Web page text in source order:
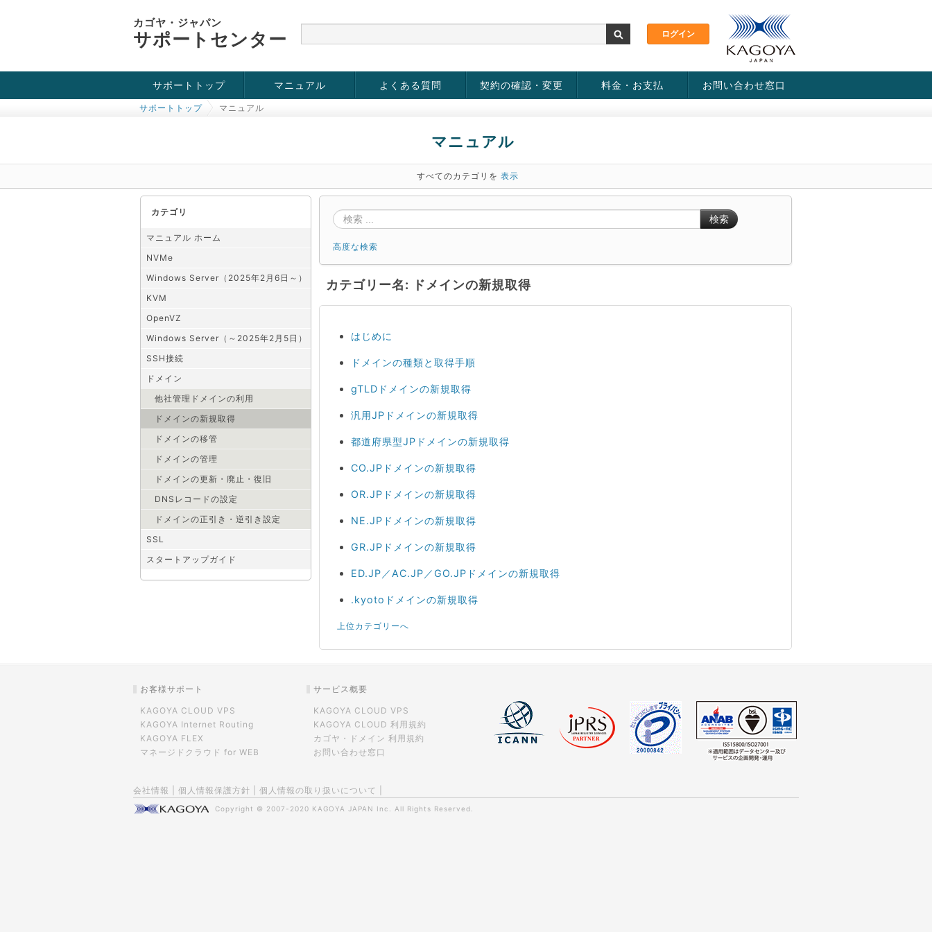
カゴヤ・ジャパン
サポートセンター
サポートトップ
お役立ち情報
チュートリアル
障害・メンテナンス情報
マニュアル
KVM
OpenVZ
Windows Server
SSH接続
ドメイン
SSL
よくある質問 契約の確認・変更 料金・お支払 お問い合わせ窓口
サポートトップ マニュアル
マニュアル
すべてのカテゴリを 表示
カテゴリ
マニュアル ホーム
NVMe
Windows Server（2025年2月6日～）
KVM
OpenVZ
Windows Server（～2025年2月5日）
SSH接続
ドメイン
他社管理ドメインの利用
ドメインの新規取得
ドメインの移管
ドメインの管理
ドメインの更新・廃止・復旧
DNSレコードの設定
ドメインの正引き・逆引き設定
SSL
スタートアップガイド
検索
高度な検索
カテゴリー名: ドメインの新規取得
はじめに
ドメインの種類と取得手順
gTLDドメインの新規取得
汎用JPドメインの新規取得
都道府県型JPドメインの新規取得
CO.JPドメインの新規取得
OR.JPドメインの新規取得
NE.JPドメインの新規取得
GR.JPドメインの新規取得
ED.JP／AC.JP／GO.JPドメインの新規取得
.kyotoドメインの新規取得
上位カテゴリーへ
お客様サポート
KAGOYA CLOUD VPS
KAGOYA Internet Routing
KAGOYA FLEX
マネージドクラウド for WEB
サービス概要
KAGOYA CLOUD VPS
KAGOYA CLOUD 利用規約
カゴヤ・ドメイン 利用規約
お問い合わせ窓口
会社情報 個人情報保護方針 個人情報の取り扱いについて
Copyright © 2007-2020 KAGOYA JAPAN Inc. All Rights Reserved.